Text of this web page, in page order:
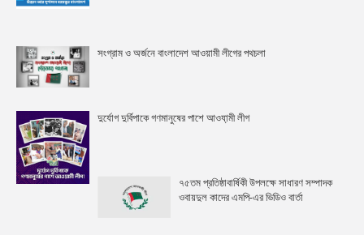
সংগ্রাম ও অর্জনে বাংলাদেশ আওয়ামী লীগের পথচলা
দুর্যোগ দুর্বিপাকে গণমানুষের পাশে আওযা়মী লীগ
৭৫তম প্রতিষ্ঠাবার্ষিকী উপলক্ষে সাধারণ সম্পাদক
ওবায়দুল কাদের এমপি-এর ভিডিও বার্তা